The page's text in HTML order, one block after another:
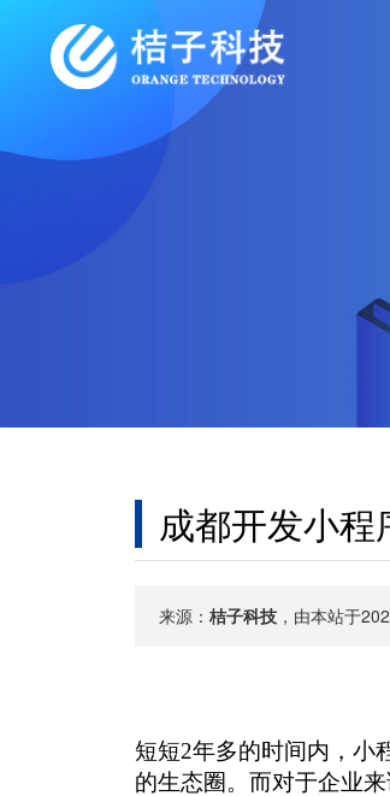
成都开发小
来源： 桔子科技 ，由本站于
短短2年多的时间内，小
的生态圈。而对于企业